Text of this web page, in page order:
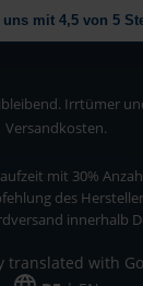
mit 4,5 von 5
Irrtümer
Versandkosten.
mit 30%
des
innerhalb
translated with